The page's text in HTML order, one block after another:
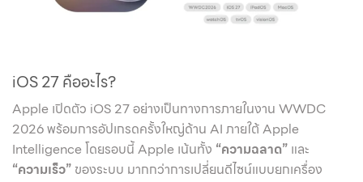
iOS 27 คืออะไร?
Apple เปิดตัว iOS 27 อย่างเป็นทางการภายในงาน WWDC
2026 พร้อมการอัปเกรดครั้งใหญ่ด้าน AI ภายใต้ Apple
Intelligence โดยรอบนี้ Apple เน้นทั้ง “ความฉลาด” และ
“ความเร็ว” ของระบบ มากกว่าการเปลี่ยนดีไซน์แบบยกเครื่อง